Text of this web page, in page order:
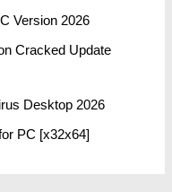
Version 2026
Cracked Update
Desktop 2026
PC [x32x64]